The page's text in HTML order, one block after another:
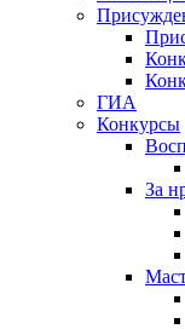
ГИА
Конкурсы
За